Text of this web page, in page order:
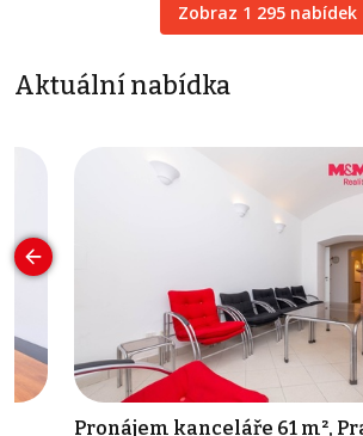
Zobraz 1 295 nabídek
Aktuální nabídka
Pronájem kanceláře 61 m²,